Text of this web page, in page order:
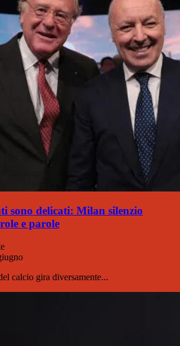
sono delicati: Milan silenzio
e parole
calcio gira diversamente...